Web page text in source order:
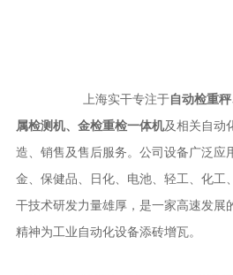
上海实干专注于自动检重
属检测机、金检重检一体机及相关自动
造、销售及售后服务。公司设备广泛应
金、保健品、日化、电池、轻工、化工
干技术研发力量雄厚，是一家高速发展
精神为工业自动化设备添砖增瓦。